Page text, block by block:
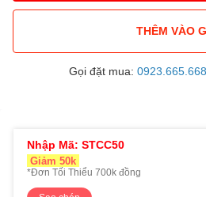
THÊM VÀO
Gọi đặt mua: 0923.665.668
Nhập Mã: STCC50
Giảm 50k
*Đơn Tối Thiểu 700k đồng